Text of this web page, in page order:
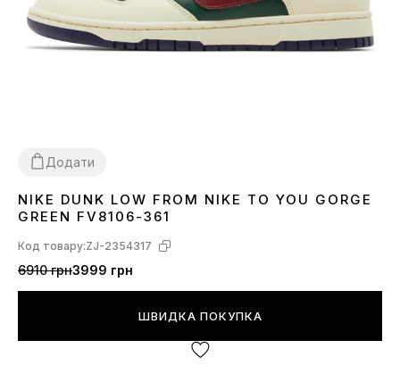
Додати
4041 424344
NIKE DUNK LOW FROM NIKE TO YOU GORGE
GREEN FV8106-361
Код товару:ZJ-2354317
6910 грн3999 грн
ШВИДКА ПОКУПКА